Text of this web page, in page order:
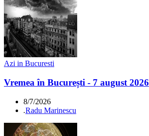
Azi in Bucuresti
Vremea în București - 7 august 2026
8/7/2026
.Radu Marinescu